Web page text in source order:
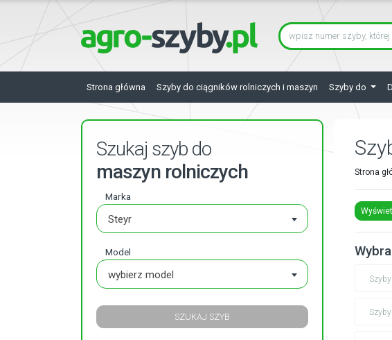
Strona główna Szyby do ciągników rolniczych i maszyn Szyby do
Szukaj szyb do
maszyn rolniczych
Marka
Steyr
Model
wybierz model
SZUKAJ SZYB
Strona